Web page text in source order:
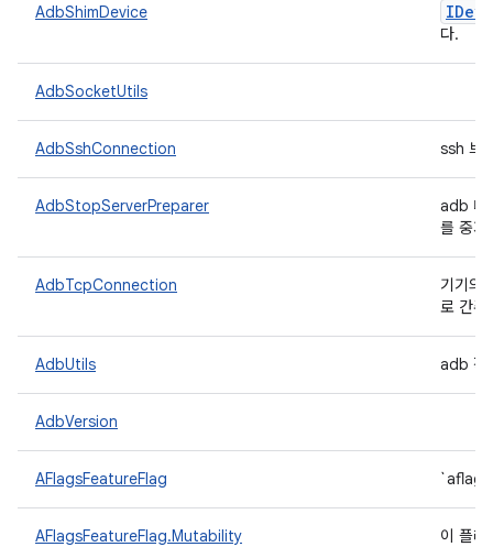
AdbShimDevice
다.
AdbSocketUtils
AdbSshConnection ssh 브
AdbStopServerPreparer
adb 테
를 중지
AdbTcpConnection
기기의
로 간
AdbUtils adb 작
AdbVersion
AFlagsFeatureFlag `aflags
AFlagsFeatureFlag.Mutability 이 플